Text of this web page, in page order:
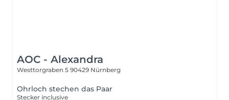
AOC - Alexandra
Westtorgraben 5 90429 Nürnberg
Ohrloch stechen das Paar
Stecker inclusive